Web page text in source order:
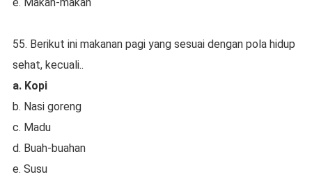
55. Berikut ini makanan pagi yang sesuai dengan pola hidup
sehat, kecuali..
a. Kopi
b. Nasi goreng
c. Madu
d. Buah-buahan
e. Susu